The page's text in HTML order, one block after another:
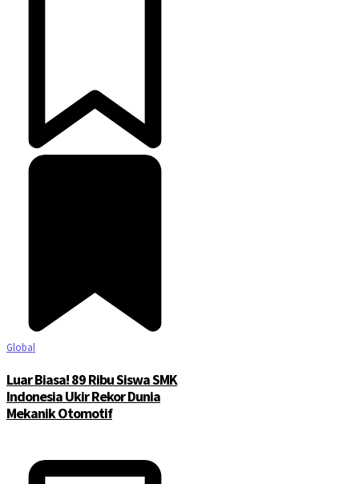
Global
Luar Biasa! 89 Ribu Siswa SMK
Indonesia Ukir Rekor Dunia
Mekanik Otomotif